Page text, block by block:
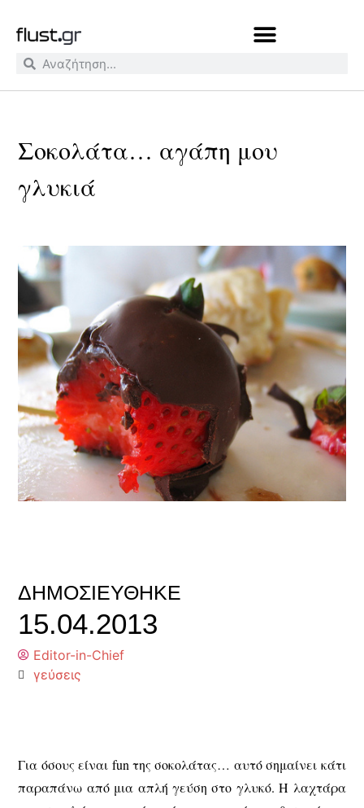
Σοκολάτα… αγάπη μου
γλυκιά
ΔΗΜΟΣΙΕΎΘΗΚΕ
15.04.2013
Editor-in-Chief
γεύσεις
Για όσους είναι fun της σοκολάτας… αυτό σημαίνει κάτι
παραπάνω από μια απλή γεύση στο γλυκό. Η λαχτάρα